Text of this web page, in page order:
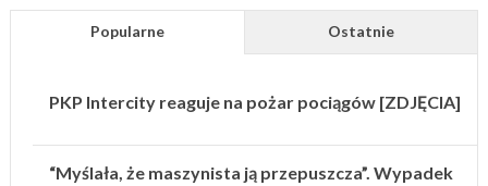
Popularne Ostatnie
PKP Intercity reaguje na pożar pociągów [ZDJĘCIA]
“Myślała, że maszynista ją przepuszcza”. Wypadek